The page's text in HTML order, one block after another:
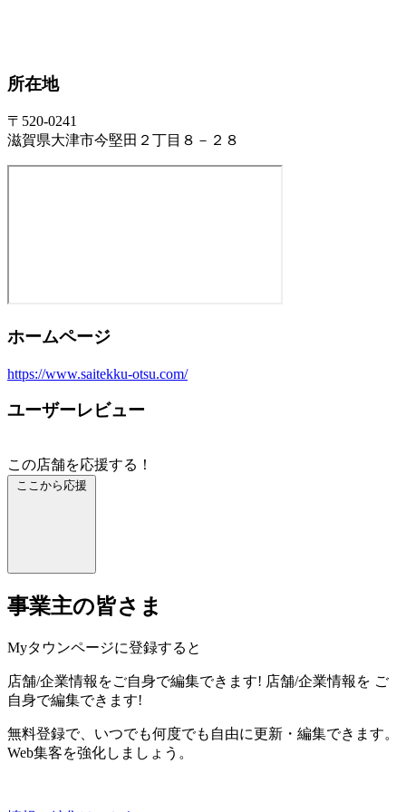
所在地
〒520-0241
滋賀県大津市今堅田２丁目８－２８
ホームページ
https://www.saitekku-otsu.com/
ユーザーレビュー
この店舗を応援する！
ここから応援
事業主の皆さま
Myタウンページに登録すると
店舗/企業情報をご自身で編集できます! 店舗/企業情報を ご
自身で編集できます!
無料登録で、いつでも何度でも自由に更新・編集できます。
Web集客を強化しましょう。